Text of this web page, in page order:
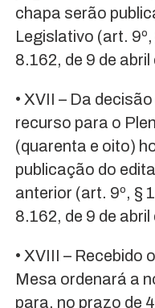
chapa serão
Legislativo (art. 9º,
8.162, de 9 de abril
• XVII – Da
recurso para o
(quarenta e oito)
publicação do
anterior (art. 9º, §
8.162, de 9 de abril
• XVIII – Recebido
Mesa ordenará a
para, no prazo de